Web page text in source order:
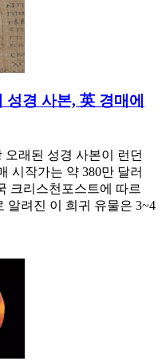
경 사본, 英 경매에
래된 성경 사본이 런던
시작가는 약 380만 달러
크리스천포스트에 따르
알려진 이 희귀 유물은 3~4